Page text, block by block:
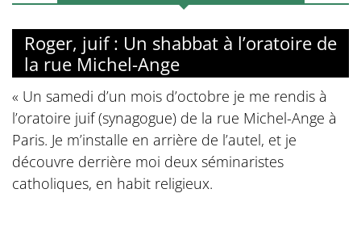
Roger, juif : Un shabbat à l’oratoire de
la rue Michel-Ange
« Un samedi d’un mois d’octobre je me rendis à
l’oratoire juif (synagogue) de la rue Michel-Ange à
Paris. Je m’installe en arrière de l’autel, et je
découvre derrière moi deux séminaristes
catholiques, en habit religieux.